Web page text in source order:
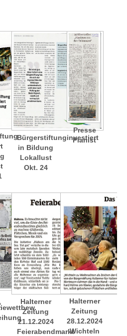
Bürgerstiftunginvestiert
in Bildung
Lokallust
Okt. 24
Presse
Pianist
Halterner
Zeitung
21.12.2024
Feierabendmarkt
Halterner
Zeitung
28.12.2024
Wichteln